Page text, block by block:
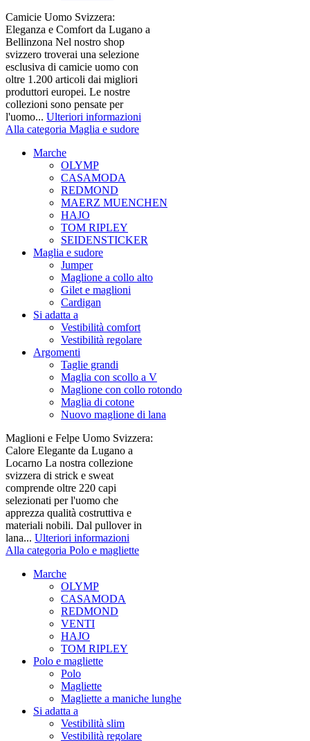
Camicie Uomo Svizzera:
Eleganza e Comfort da Lugano a
Bellinzona Nel nostro shop
svizzero troverai una selezione
esclusiva di camicie uomo con
oltre 1.200 articoli dai migliori
produttori europei. Le nostre
collezioni sono pensate per
l'uomo... Ulteriori informazioni
Alla categoria Maglia e sudore
Marche
OLYMP
CASAMODA
REDMOND
MAERZ MUENCHEN
HAJO
TOM RIPLEY
SEIDENSTICKER
Maglia e sudore
Jumper
Maglione a collo alto
Gilet e maglioni
Cardigan
Si adatta a
Vestibilità comfort
Vestibilità regolare
Argomenti
Taglie grandi
Maglia con scollo a V
Maglione con collo rotondo
Maglia di cotone
Nuovo maglione di lana
Maglioni e Felpe Uomo Svizzera:
Calore Elegante da Lugano a
Locarno La nostra collezione
svizzera di strick e sweat
comprende oltre 220 capi
selezionati per l'uomo che
apprezza qualità costruttiva e
materiali nobili. Dal pullover in
lana... Ulteriori informazioni
Alla categoria Polo e magliette
Marche
OLYMP
CASAMODA
REDMOND
VENTI
HAJO
TOM RIPLEY
Polo e magliette
Polo
Magliette
Magliette a maniche lunghe
Si adatta a
Vestibilità slim
Vestibilità regolare